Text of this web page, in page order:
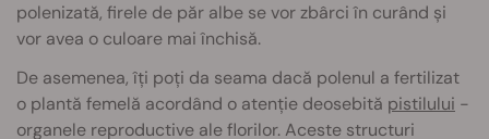
polenizată, firele de păr albe se vor zbârci în curând și
vor avea o culoare mai închisă.
De asemenea, îți poți da seama dacă polenul a fertilizat
o plantă femelă acordând o atenție deosebită pistilului -
organele reproductive ale florilor. Aceste structuri